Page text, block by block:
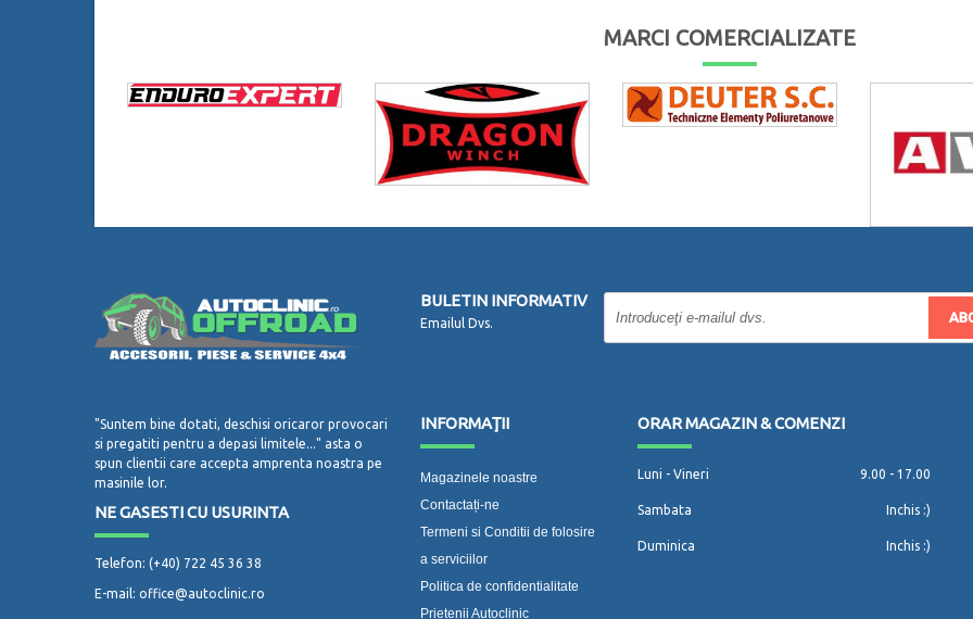
MARCI COMERCIALIZATE
BULETIN INFORMATIV
Emailul Dvs.
"Suntem bine dotati, deschisi oricaror provocari
si pregatiti pentru a depasi limitele..." asta o
spun clientii care accepta amprenta noastra pe
masinile lor.
NE GASESTI CU USURINTA
Telefon: (+40) 722 45 36 38
E-mail: office@autoclinic.ro
INFORMAŢII
Magazinele noastre
Contactați-ne
Termeni si Conditii de folosire
a serviciilor
Politica de confidentialitate
Prietenii Autoclinic
ORAR MAGAZIN & COMENZI
Luni - Vineri 9.00 - 17.00
Sambata Inchis :)
Duminica Inchis :)